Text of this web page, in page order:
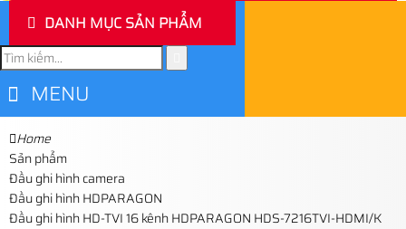
DANH MỤC SẢN PHẨM
MENU
Home
Sản phẩm
Đầu ghi hình camera
Đầu ghi hình HDPARAGON
Đầu ghi hình HD-TVI 16 kênh HDPARAGON HDS-7216TVI-HDMI/K